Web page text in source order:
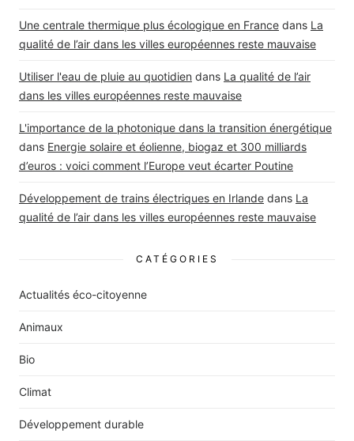
Une centrale thermique plus écologique en France dans La
qualité de l’air dans les villes européennes reste mauvaise
Utiliser l'eau de pluie au quotidien dans La qualité de l’air
dans les villes européennes reste mauvaise
L'importance de la photonique dans la transition énergétique
dans Energie solaire et éolienne, biogaz et 300 milliards
d’euros : voici comment l’Europe veut écarter Poutine
Développement de trains électriques en Irlande dans La
qualité de l’air dans les villes européennes reste mauvaise
CATÉGORIES
Actualités éco-citoyenne
Animaux
Bio
Climat
Développement durable